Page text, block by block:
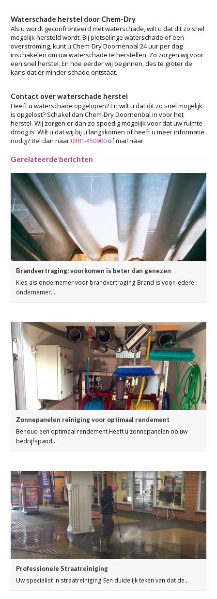
Waterschade herstel door Chem-Dry
Als u wordt geconfronteerd met waterschade, wilt u dat dit zo snel
mogelijk hersteld wordt. Bij plotselinge waterschade of een
overstroming, kunt u Chem-Dry Doornenbal 24 uur per dag
inschakelen om uw waterschade te herstellen. Zo zorgen wij voor
een snel herstel. En hoe eerder wij beginnen, des te groter de
kans dat er minder schade ontstaat.
Contact over waterschade herstel
Heeft u waterschade opgelopen? En wilt u dat dit zo snel mogelijk
is opgelost? Schakel dan Chem-Dry Doornenbal in voor het
herstel. Wij zorgen er dan zo spoedig mogelijk voor dat uw ruimte
droog is. Wilt u dat wij bij u langskomen of heeft u meer informatie
nodig? Bel dan naar0481-450900of mail naar
Gerelateerde berichten
Brandvertraging: voorkomen is beter dan genezen
Kies als ondernemer voor brandvertraging Brand is voor iedere
ondernemer…
Zonnepanelen reiniging voor optimaal rendement
Behoud een optimaal rendement Heeft u zonnepanelen op uw
bedrijfspand…
Professionele Straatreiniging
Uw specialist in straatreiniging Een duidelijk teken van dat de…